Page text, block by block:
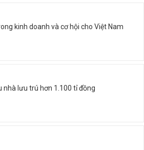
kinh doanh và cơ hội cho Việt Nam
nhà lưu trú hơn 1.100 tỉ đồng